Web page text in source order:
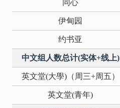
同心
伊甸园
约书亚
中文组人数总计(实体+线上)
英文堂(大學)（周三+周五）
英文堂(青年)